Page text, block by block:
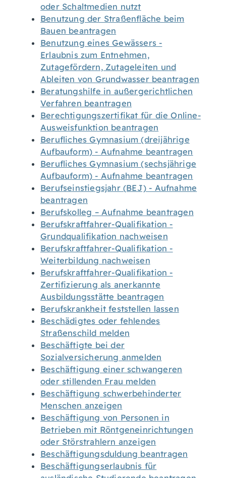
oder Schaltmedien nutzt
Benutzung der Straßenfläche beim
Bauen beantragen
Benutzung eines Gewässers -
Erlaubnis zum Entnehmen,
Zutagefördern, Zutageleiten und
Ableiten von Grundwasser beantragen
Beratungshilfe in außergerichtlichen
Verfahren beantragen
Berechtigungszertifikat für die Online-
Ausweisfunktion beantragen
Berufliches Gymnasium (dreijährige
Aufbauform) - Aufnahme beantragen
Berufliches Gymnasium (sechsjährige
Aufbauform) - Aufnahme beantragen
Berufseinstiegsjahr (BEJ) - Aufnahme
beantragen
Berufskolleg – Aufnahme beantragen
Berufskraftfahrer-Qualifikation -
Grundqualifikation nachweisen
Berufskraftfahrer-Qualifikation -
Weiterbildung nachweisen
Berufskraftfahrer-Qualifikation -
Zertifizierung als anerkannte
Ausbildungsstätte beantragen
Berufskrankheit feststellen lassen
Beschädigtes oder fehlendes
Straßenschild melden
Beschäftigte bei der
Sozialversicherung anmelden
Beschäftigung einer schwangeren
oder stillenden Frau melden
Beschäftigung schwerbehinderter
Menschen anzeigen
Beschäftigung von Personen in
Betrieben mit Röntgeneinrichtungen
oder Störstrahlern anzeigen
Beschäftigungsduldung beantragen
Beschäftigungserlaubnis für